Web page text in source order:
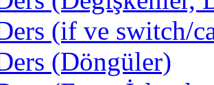
(if ve switch/
(Döngüler)